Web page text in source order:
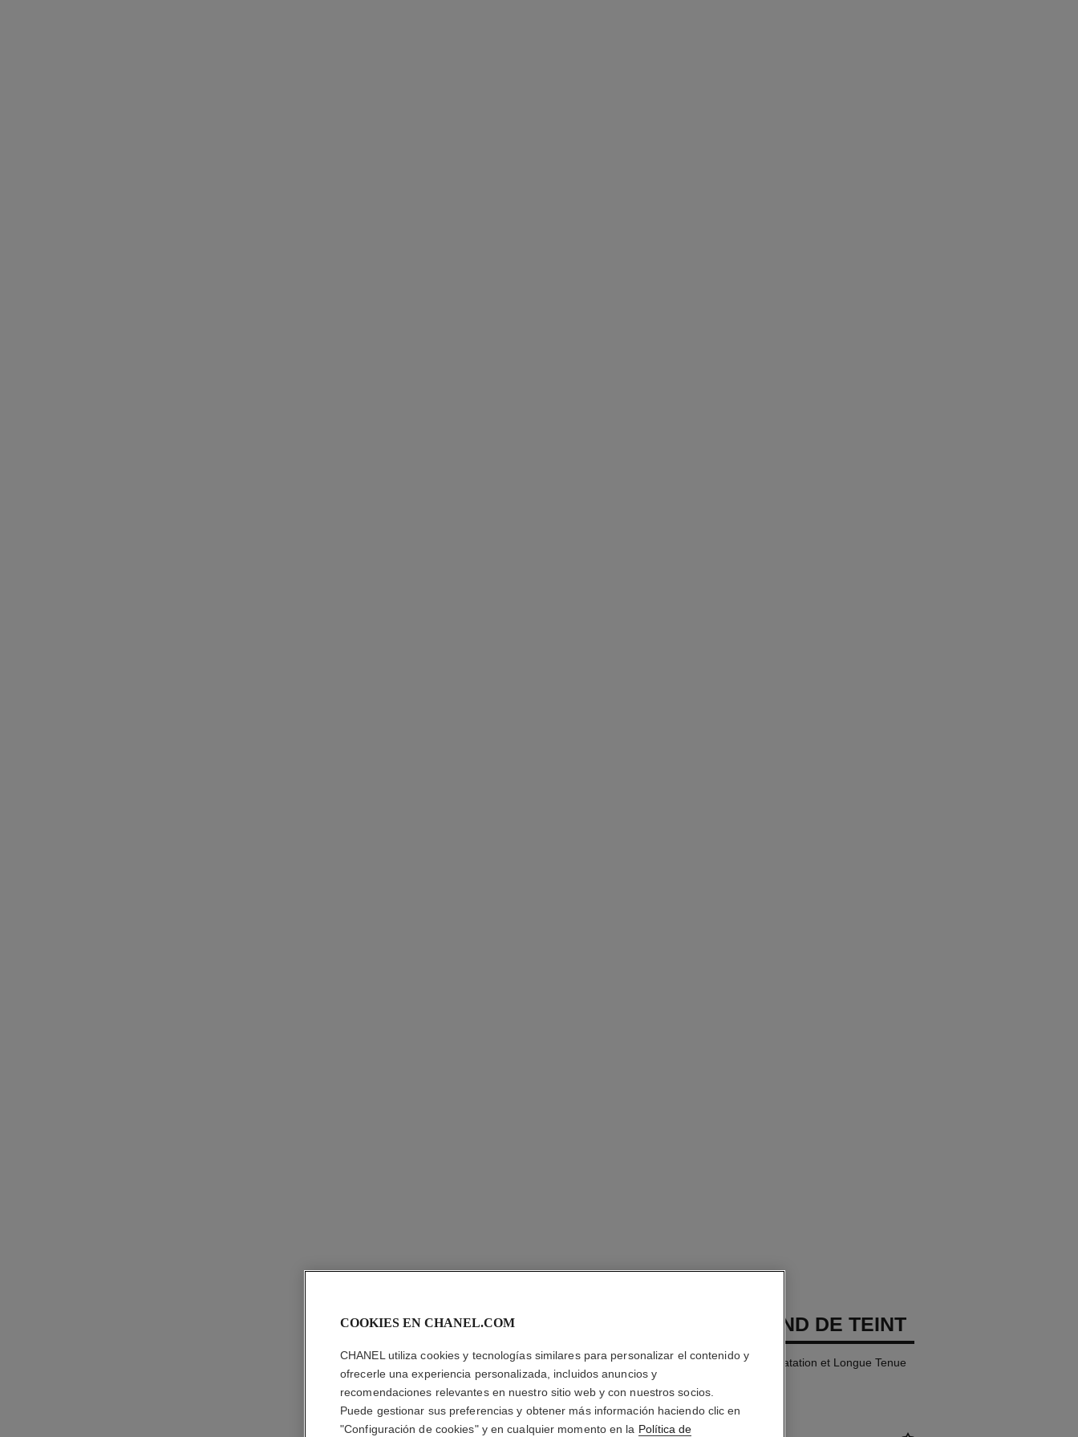
LES BEIGES FOND DE TEINT
Teint Belle Mine Naturelle Hydratation et Longue Tenue
Más información
Ref. 184728
COOKIES EN CHANEL.COM
CHANEL utiliza cookies y tecnologías similares para personalizar el contenido y
ofrecerle una experiencia personalizada, incluidos anuncios y
recomendaciones relevantes en nuestro sitio web y con nuestros socios.
Puede gestionar sus preferencias y obtener más información haciendo clic en
"Configuración de cookies" y en cualquier momento en la Política de